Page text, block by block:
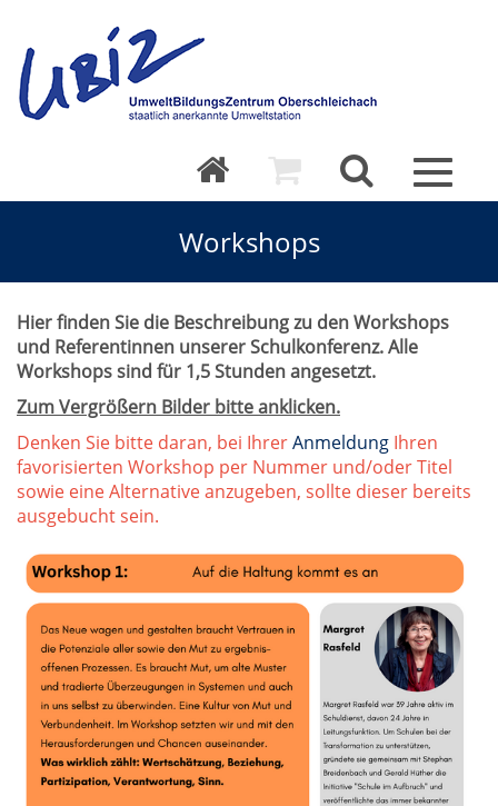
Toggle
Workshops
Hier finden Sie die Beschreibung zu den Workshops
und Referentinnen unserer Schulkonferenz. Alle
Workshops sind für 1,5 Stunden angesetzt.
Zum Vergrößern Bilder bitte anklicken.
Denken Sie bitte daran, bei IhrerAnmeldung Ihren
favorisierten Workshop per Nummer und/oder Titel
sowie eine Alternative anzugeben, sollte dieser bereits
ausgebucht sein.